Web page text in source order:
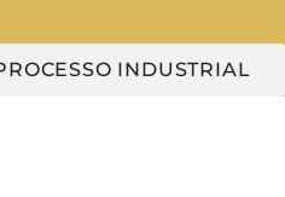
INDUSTRIAL